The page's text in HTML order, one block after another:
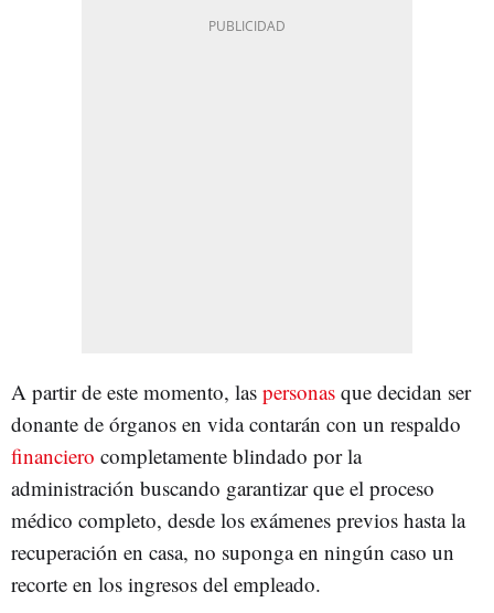
A partir de este momento, las personas que decidan ser
donante de órganos en vida contarán con un respaldo
financiero completamente blindado por la
administración buscando garantizar que el proceso
médico completo, desde los exámenes previos hasta la
recuperación en casa, no suponga en ningún caso un
recorte en los ingresos del empleado.